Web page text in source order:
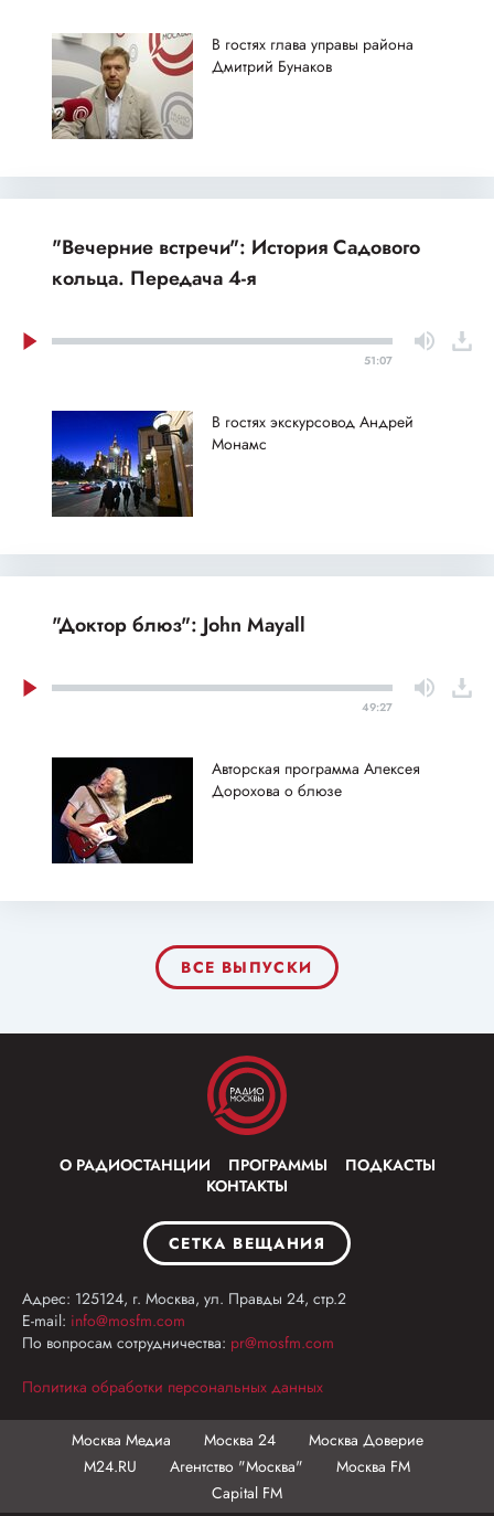
В гостях глава управы района
Дмитрий Бунаков
"Вечерние встречи": История Садового
кольца. Передача 4-я
51:07
В гостях экскурсовод Андрей
Монамс
"Доктор блюз": John Mayall
49:27
Авторская программа Алексея
Дорохова о блюзе
ВСЕ ВЫПУСКИ
О РАДИОСТАНЦИИ ПРОГРАММЫ
ПОДКАСТЫ
КОНТАКТЫ
СЕТКА ВЕЩАНИЯ
Адрес: 125124, г. Москва, ул. Правды 24, стр.2
E-mail: info@mosfm.com
По вопросам сотрудничества: pr@mosfm.com
Политика обработки персональных данных
Москва Медиа Москва 24
Москва Доверие
М24.RU
Агентство "Москва"
Москва FM
Capital FM